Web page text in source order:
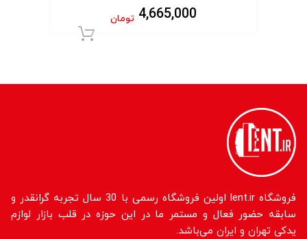
4,665,000 تومان
فروشگاه lent.ir اولین فروشگاه رسمی با 30 سال تجربه گرانقدر و
سابقه حضور فعال و مستمر ما در این حوزه در قلب بازار لوازم
یدکی تهران و ایران می‌باشد.